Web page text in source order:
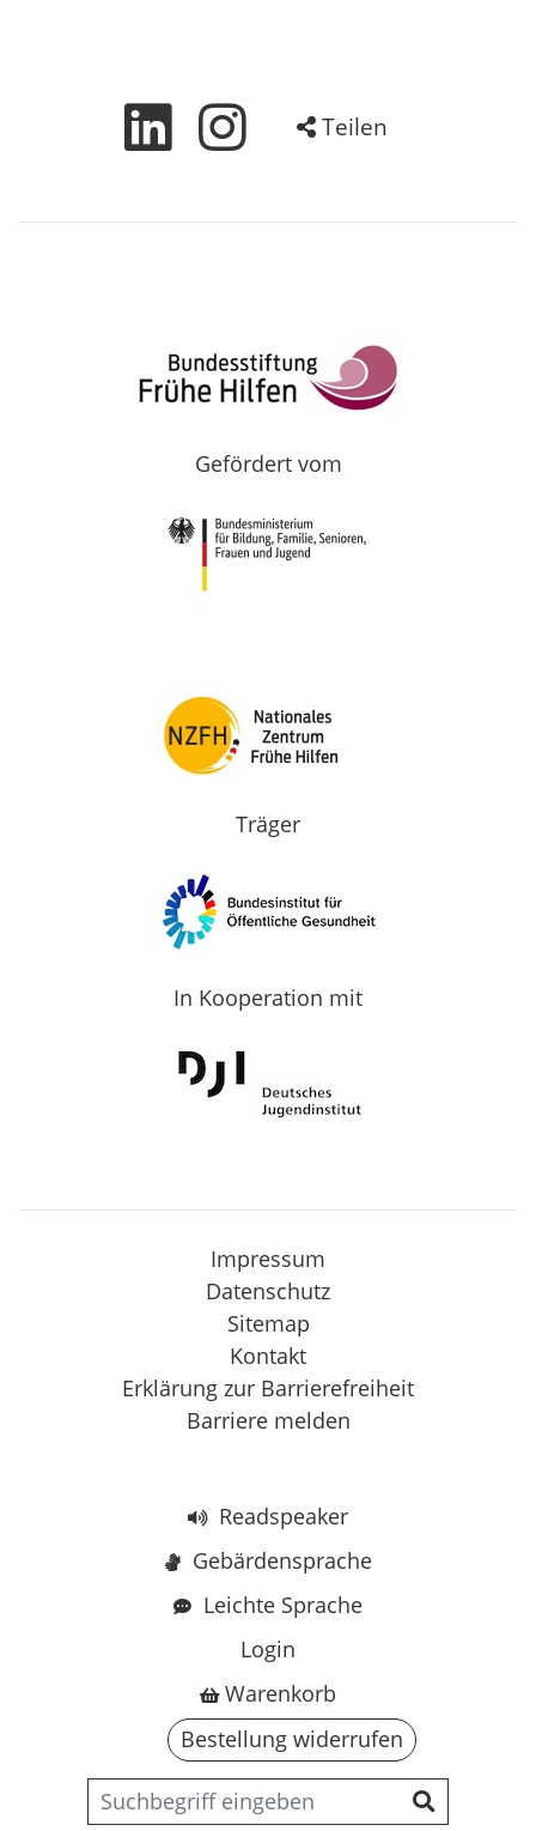
Teilen
Gefördert vom
Träger
In Kooperation mit
Impressum
Datenschutz
Sitemap
Kontakt
Erklärung zur Barrierefreiheit
Barriere melden
Readspeaker
Gebärdensprache
Leichte Sprache
Login
Warenkorb
Bestellung widerrufen